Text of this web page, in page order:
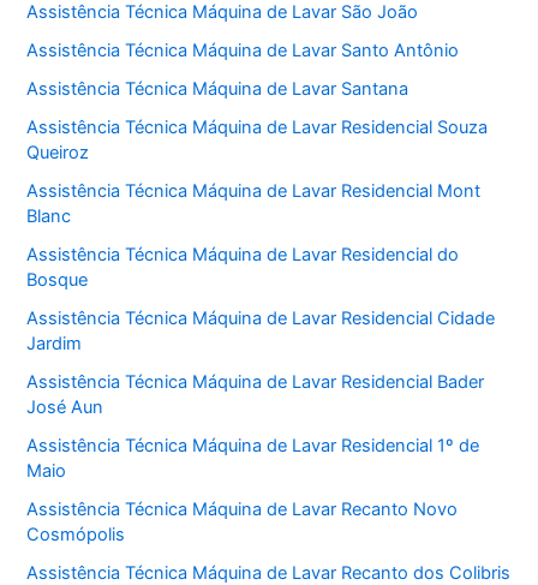
Assistência Técnica Máquina de Lavar São João
Assistência Técnica Máquina de Lavar Santo Antônio
Assistência Técnica Máquina de Lavar Santana
Assistência Técnica Máquina de Lavar Residencial Souza
Queiroz
Assistência Técnica Máquina de Lavar Residencial Mont
Blanc
Assistência Técnica Máquina de Lavar Residencial do
Bosque
Assistência Técnica Máquina de Lavar Residencial Cidade
Jardim
Assistência Técnica Máquina de Lavar Residencial Bader
José Aun
Assistência Técnica Máquina de Lavar Residencial 1º de
Maio
Assistência Técnica Máquina de Lavar Recanto Novo
Cosmópolis
Assistência Técnica Máquina de Lavar Recanto dos Colibris